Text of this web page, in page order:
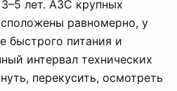
лет. АЗС крупных
равномерно, у
быстрого питания и
интервал технических
перекусить, осмотреть